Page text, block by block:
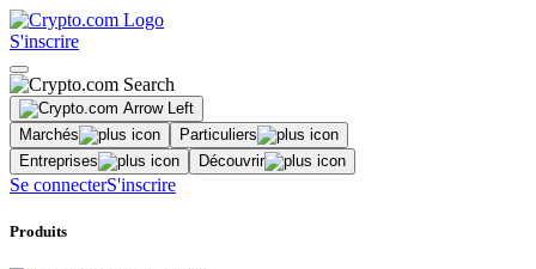
S'inscrire
Marchés
Particuliers
Entreprises
Découvrir
Se connecterS'inscrire
Produits